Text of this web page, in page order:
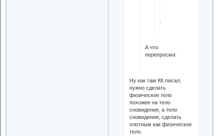
займись
пересмотром.
А что
перепросматривать?)
Ну как там КК писал,
нужно сделать
физическое тело
похожее на тело
сновидения, а тело
сновидения, сделать
плотным как физическое
тело.